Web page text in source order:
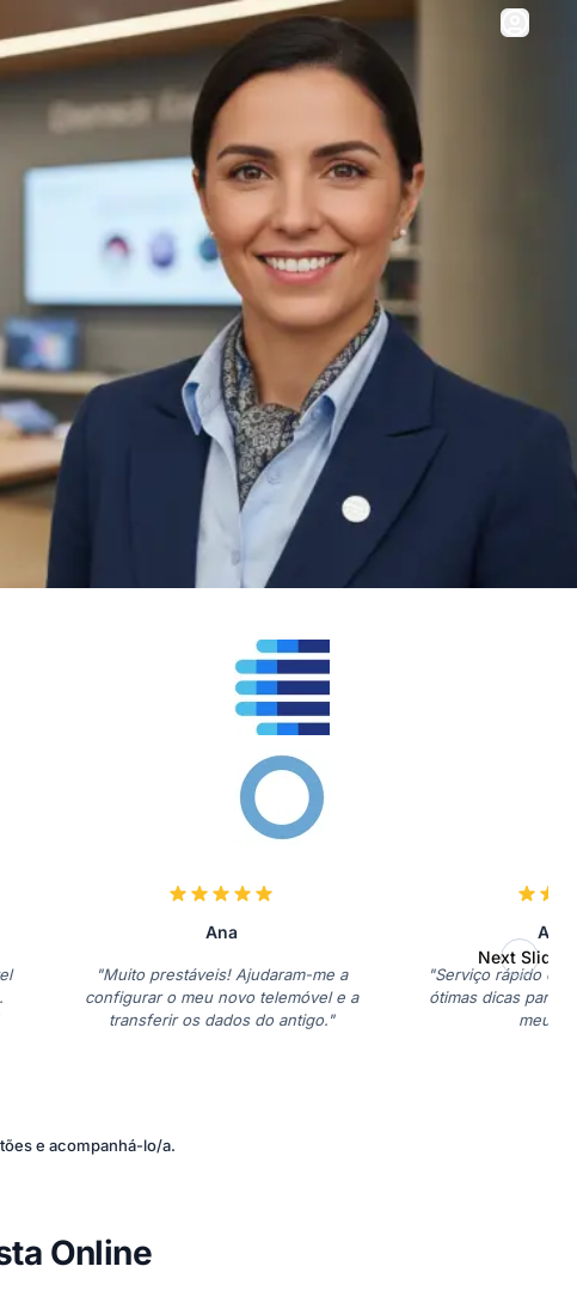
Ana
"Muito prestáveis! Ajudaram-me a
configurar o meu novo telemóvel e a
transferir os dados do antigo."
"Serviço rápido e
ótimas dicas para
meu
Next Slide
e acompanhá-lo/a.
Online